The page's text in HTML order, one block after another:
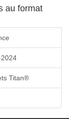
au format
Titan®